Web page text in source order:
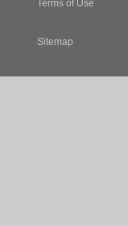
Terms of Use
Sitemap